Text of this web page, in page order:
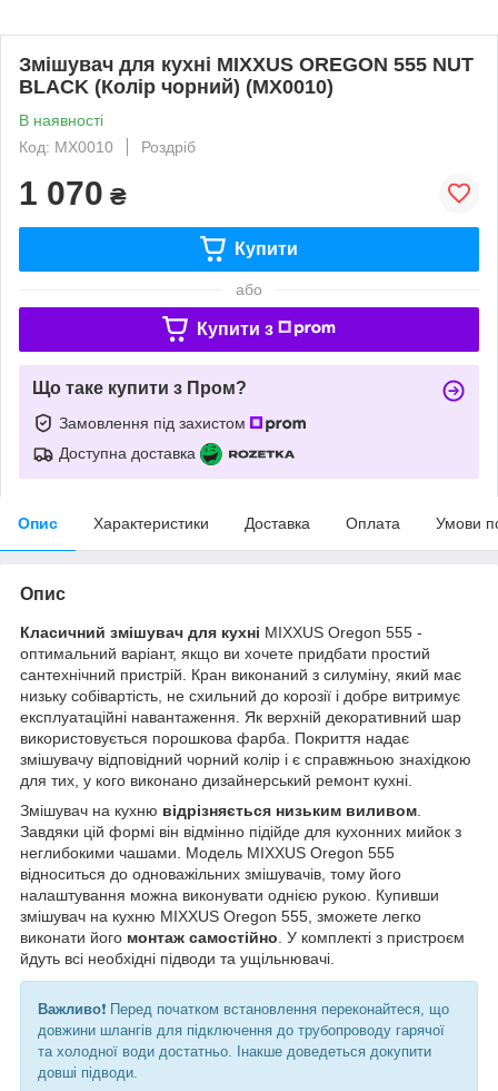
Змішувач для кухні MIXXUS OREGON 555 NUT
BLACK (Колір чорний) (MX0010)
В наявності
Код: MX0010
Роздріб
1 070 ₴
Купити
або
Купити з
Що таке купити з Пром?
Замовлення під захистом
Доступна доставка
Опис Характеристики Доставка Оплата Умови
Опис
Класичний змішувач для кухні MIXXUS Oregon 555 -
оптимальний варіант, якщо ви хочете придбати простий
сантехнічний пристрій. Кран виконаний з силуміну, який має
низьку собівартість, не схильний до корозії і добре витримує
експлуатаційні навантаження. Як верхній декоративний шар
використовується порошкова фарба. Покриття надає
змішувачу відповідний чорний колір і є справжньою знахідкою
для тих, у кого виконано дизайнерський ремонт кухні.
Змішувач на кухню відрізняється низьким виливом
Завдяки цій формі він відмінно підійде для кухонних мийок з
неглибокими чашами. Модель MIXXUS Oregon 555
відноситься до одноважільних змішувачів, тому його
налаштування можна виконувати однією рукою. Купивши
змішувач на кухню MIXXUS Oregon 555, зможете легко
виконати його монтаж самостійно . У комплекті з пристроєм
йдуть всі необхідні підводи та ущільнювачі.
Важливо❗️ Перед початком встановлення переконайтеся, що
довжини шлангів для підключення до трубопроводу гарячої
та холодної води достатньо. Інакше доведеться докупити
довші підводи.